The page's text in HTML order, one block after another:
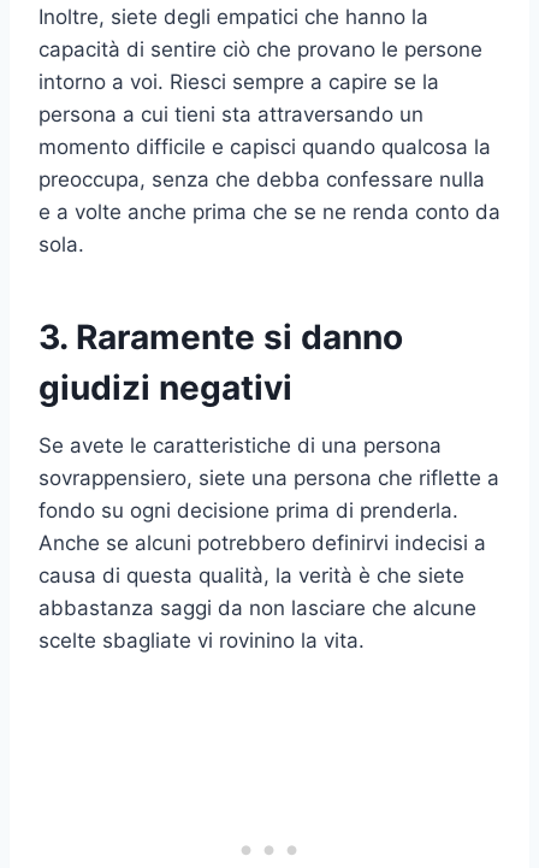
Inoltre, siete degli empatici che hanno la
capacità di sentire ciò che provano le persone
intorno a voi. Riesci sempre a capire se la
persona a cui tieni sta attraversando un
momento difficile e capisci quando qualcosa la
preoccupa, senza che debba confessare nulla
e a volte anche prima che se ne renda conto da
sola.
3. Raramente si danno
giudizi negativi
Se avete le caratteristiche di una persona
sovrappensiero, siete una persona che riflette a
fondo su ogni decisione prima di prenderla.
Anche se alcuni potrebbero definirvi indecisi a
causa di questa qualità, la verità è che siete
abbastanza saggi da non lasciare che alcune
scelte sbagliate vi rovinino la vita.